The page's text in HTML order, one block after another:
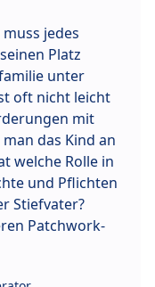
jedes
Platz
unter
oft nicht leicht
mit
das Kind an
welche Rolle in
und Pflichten
Stiefvater?
Patchwork-